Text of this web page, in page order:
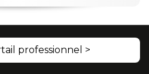
professionnel >